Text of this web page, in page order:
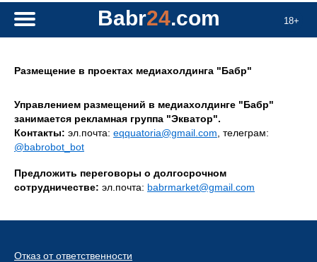
18+
Babr24.com
Размещение в проектах медиахолдинга "Бабр"
Управлением размещений в медиахолдинге "Бабр"
занимается рекламная группа "Экватор".
Контакты: эл.почта: eqquatoria@gmail.com , телеграм:
@babrobot_bot
Предложить переговоры о долгосрочном
сотрудничестве: эл.почта: babrmarket@gmail.com
Отказ от ответственности